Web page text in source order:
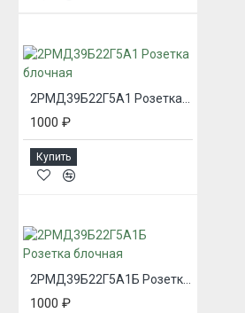
1000 ₽
Купить
2РМД39Б22Г5А1Б Розетка блочная
1000 ₽